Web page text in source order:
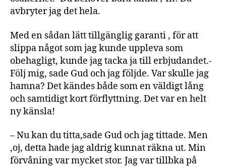
avbryter jag det hela.
Med en sådan lätt tillgänglig garanti , för att
slippa något som jag kunde uppleva som
obehagligt, kunde jag tacka ja till erbjudandet.-
Följ mig, sade Gud och jag följde. Var skulle jag
hamna? Det kändes både som en väldigt lång
och samtidigt kort förflyttning. Det var en helt
ny känsla!
– Nu kan du titta,sade Gud och jag tittade. Men
,oj, detta hade jag aldrig kunnat räkna ut. Min
förvåning var mycket stor. Jag var tillbka på